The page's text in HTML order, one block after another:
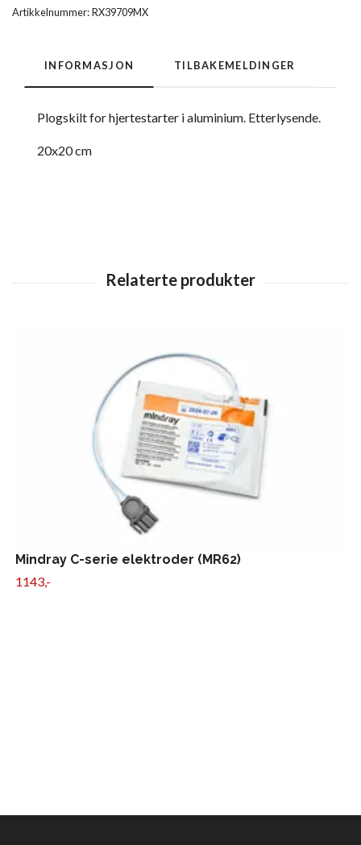
Artikkelnummer:RX39709MX
INFORMASJON TILBAKEMELDINGER
Plogskilt for hjertestarter i aluminium. Etterlysende.
20x20 cm
Mindray C-serie elektroder (MR62)
1143,-